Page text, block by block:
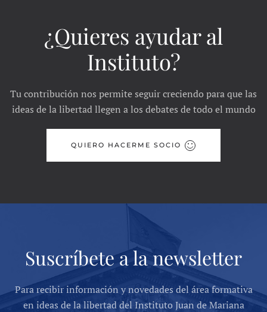
¿Quieres ayudar al
Instituto?
Tu contribución nos permite seguir creciendo para que las
ideas de la libertad llegen a los debates de todo el mundo
QUIERO HACERME SOCIO
Suscríbete a la newsletter
Para recibir información y novedades del área formativa
en ideas de la libertad del Instituto Juan de Mariana